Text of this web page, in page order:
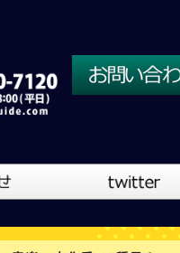
大阪営業所